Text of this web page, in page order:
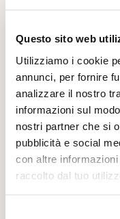
Questo sito web
Utilizziamo i cookie
annunci, per fornire
analizzare il nostro
informazioni sul
nostri partner che si
pubblicità e social
con altre
raccolto dal tuo